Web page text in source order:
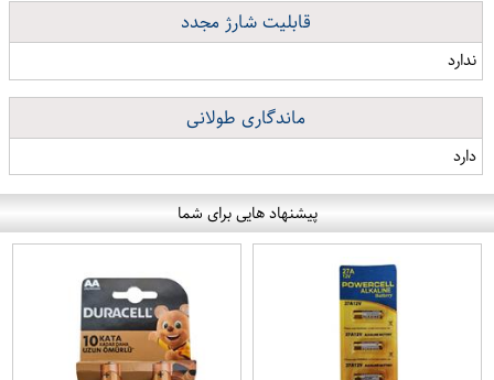
قابلیت شارژ مجدد
ندارد
ماندگاری طولانی
دارد
پیشنهاد هایی برای شما